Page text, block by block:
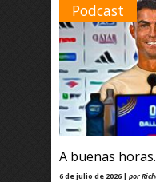
Podcast
A buenas
6 de julio de 2026 | por